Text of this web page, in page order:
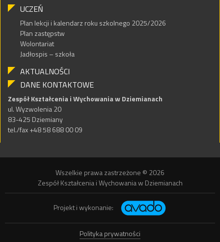
UCZEŃ
Plan lekcji i kalendarz roku szkolnego 2025/2026
Plan zastępstw
Wolontariat
Jadłospis – szkoła
AKTUALNOŚCI
DANE KONTAKTOWE
Zespół Kształcenia i Wychowania w Dziemianach
ul. Wyzwolenia 20
83-425 Dziemiany
tel./fax +48 58 688 00 09
Wszelkie prawa zastrzeżone © 2026
Zespół Kształcenia i Wychowania w Dziemianach
Projekt i wykonanie:
Polityka prywatności